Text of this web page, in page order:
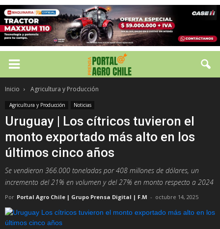
Inicio Agricultura y Producción
Agricultura y Producción Noticias
Uruguay | Los cítricos tuvieron el
monto exportado más alto en los
últimos cinco años
Se vendieron 366.000 toneladas por 408 millones de dólares, un
incremento del 21% en volumen y del 27% en monto respecto a 2024
Por Portal Agro Chile | Grupo Prensa Digital | F.M - octubre 14, 2025